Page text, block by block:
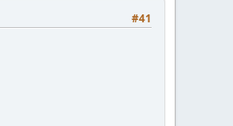
#41